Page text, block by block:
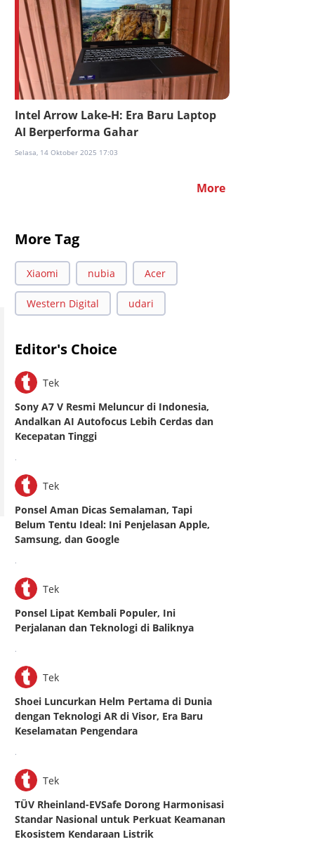
Intel Arrow Lake-H: Era Baru Laptop
AI Berperforma Gahar
Selasa, 14 Oktober 2025 17:03
More
More Tag
Xiaomi nubia Acer
Western Digital udari
Editor's Choice
Tek
Sony A7 V Resmi Meluncur di Indonesia,
Andalkan AI Autofocus Lebih Cerdas dan
Kecepatan Tinggi
.
Tek
Ponsel Aman Dicas Semalaman, Tapi
Belum Tentu Ideal: Ini Penjelasan Apple,
Samsung, dan Google
.
Tek
Ponsel Lipat Kembali Populer, Ini
Perjalanan dan Teknologi di Baliknya
.
Tek
Shoei Luncurkan Helm Pertama di Dunia
dengan Teknologi AR di Visor, Era Baru
Keselamatan Pengendara
.
Tek
TÜV Rheinland-EVSafe Dorong Harmonisasi
Standar Nasional untuk Perkuat Keamanan
Ekosistem Kendaraan Listrik